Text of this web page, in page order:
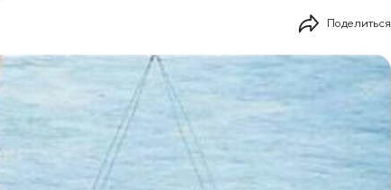
Поделиться